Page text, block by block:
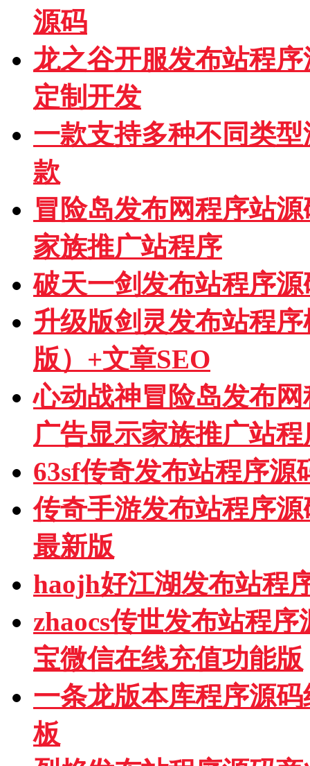
源码
龙之谷开服发布站程
定制开发
一款支持多种不同类
款
冒险岛发布网程序站
家族推广站程序
破天一剑发布站程序
升级版剑灵发布站程
版）+文章SEO
心动战神冒险岛发布
广告显示家族推广站程
63sf传奇发布站程序
传奇手游发布站程序
最新版
haojh好江湖发布站程
zhaocs传世发布站程
宝微信在线充值功能版
一条龙版本库程序源
板